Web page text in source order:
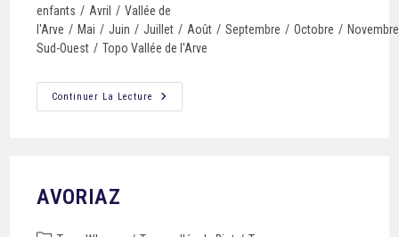
enfants / Avril / Vallée de
l'Arve / Mai / Juin / Juillet / Août / Septembre / Octobre / Novembre
Sud-Ouest / Topo Vallée de l'Arve
Continuer La Lecture
AVORIAZ